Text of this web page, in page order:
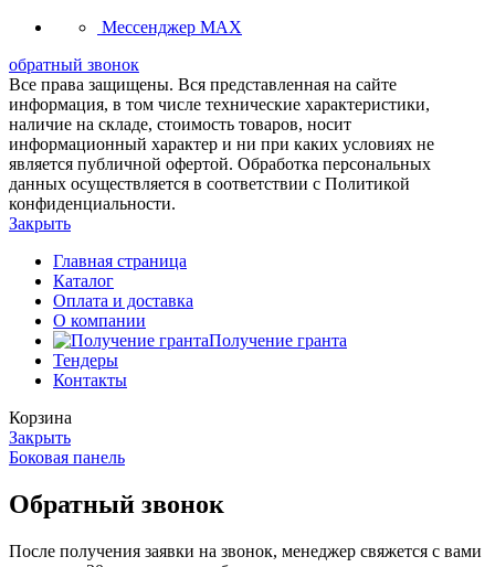
Мессенджер MAX
обратный звонок
Все права защищены. Вся представленная на сайте
информация, в том числе технические характеристики,
наличие на складе, стоимость товаров, носит
информационный характер и ни при каких условиях не
является публичной офертой. Обработка персональных
данных осуществляется в соответствии с Политикой
конфиденциальности.
Закрыть
Главная страница
Каталог
Оплата и доставка
О компании
Получение гранта
Тендеры
Контакты
Корзина
Закрыть
Боковая панель
Обратный звонок
После получения заявки на звонок, менеджер свяжется с вами